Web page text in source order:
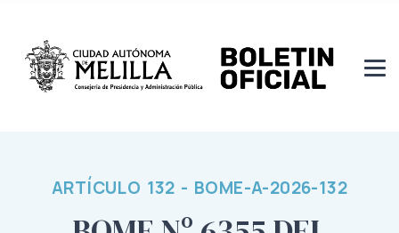
ARTÍCULO 132 - BOME-A-2026-132